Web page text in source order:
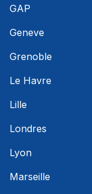
GAP
Geneve
Grenoble
Le Havre
Lille
Londres
Lyon
Marseille